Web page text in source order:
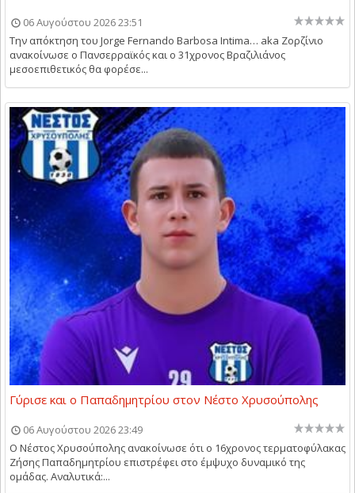
06 Αυγούστου 2026 23:51
Την απόκτηση του Jorge Fernando Barbosa Intima… aka Ζορζίνιο
ανακοίνωσε ο Πανσερραϊκός και ο 31χρονος Βραζιλιάνος
μεσοεπιθετικός θα φορέσε...
Γύρισε και ο Παπαδημητρίου στον Νέστο Χρυσούπολης
06 Αυγούστου 2026 23:49
Ο Νέστος Χρυσούπολης ανακοίνωσε ότι ο 16χρονος τερματοφύλακας
Ζήσης Παπαδημητρίου επιστρέφει στο έμψυχο δυναμικό της
ομάδας. Αναλυτικά:...